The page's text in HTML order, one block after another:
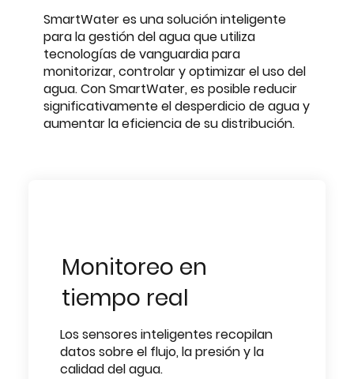
SmartWater es una solución inteligente
para la gestión del agua que utiliza
tecnologías de vanguardia para
monitorizar, controlar y optimizar el uso del
agua. Con SmartWater, es posible reducir
significativamente el desperdicio de agua y
aumentar la eficiencia de su distribución.
Monitoreo en
tiempo real
Los sensores inteligentes recopilan
datos sobre el flujo, la presión y la
calidad del agua.